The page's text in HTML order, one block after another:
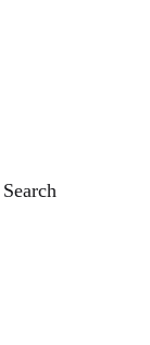
Search